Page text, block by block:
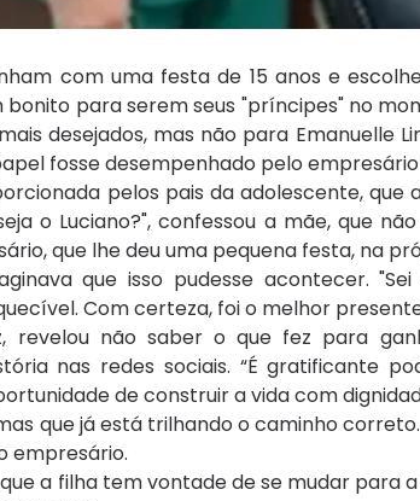
com uma festa de 15 anos e
para serem seus "príncipes" no
desejados, mas não para Emanuelle
fosse desempenhado pelo empresário
pelos pais da adolescente,
o Luciano?", confessou a mãe, que
que lhe deu uma pequena festa, na
que isso pudesse acontecer.
Com certeza, foi o melhor
revelou não saber o que fez para
nas redes sociais. “É gratificante
de construir a vida com
que já está trilhando o caminho
empresário.
a filha tem vontade de se mudar para